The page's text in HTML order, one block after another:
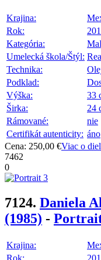
Krajina:
Rok:
Kategória:
Umelecká škola/Štýl:
Technika:
Podklad:
Výška:
33
Širka:
24
Rámované:
nie
Certifikát autenticity: áno
Cena: 250,00 €Viac o
7462
0
7124. Daniela
(1985) -
Krajina:
Rok: